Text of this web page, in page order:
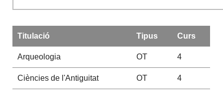
Titulació Tipus Curs
Arqueologia OT 4
Ciències de l'Antiguitat OT 4